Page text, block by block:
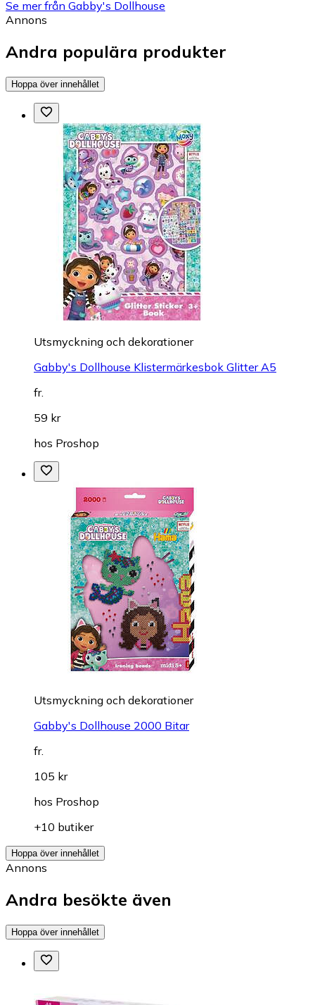
Se mer från Gabby's Dollhouse
Annons
Andra populära produkter
Hoppa över innehållet
Utsmyckning och dekorationer
Gabby's Dollhouse Klistermärkesbok Glitter A5
fr.
59 kr
hos Proshop
Utsmyckning och dekorationer
Gabby's Dollhouse 2000 Bitar
fr.
105 kr
hos Proshop
+10 butiker
Hoppa över innehållet
Annons
Andra besökte även
Hoppa över innehållet